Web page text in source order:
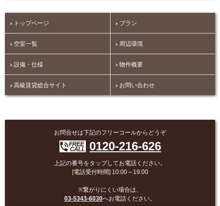
トップページ プラン
空室一覧 周辺環境
設備・仕様 物件概要
高級賃貸総合サイト お問い合わせ
お問合せは下記のフリーコールからどうぞ
0120-216-626
上記の番号をタップしてお電話ください。
[電話受付時間] 10:00～19:00
※繋がりにくい場合は、
03-5343-6030へお電話ください。